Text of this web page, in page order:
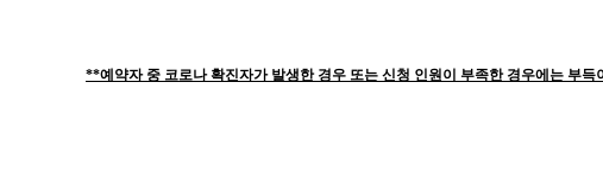
**예약자 중 코로나 확진자가 발생한 경우 또는 신청 인원이 부족한 경우에는 부